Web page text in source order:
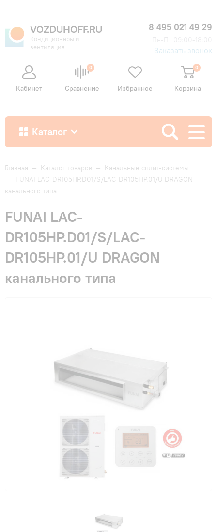
VOZDUHOFF.RU
Кондиционеры и
вентиляция
8 495 021 49 29
Заказать звонок
Кабинет
0
Сравнение Избранное
0
Корзина
Каталог
Как купить
Доставка и оплата
Гарантия и сервис
Монтаж
Контакты
Главная — Каталог товаров — Канальные сплит-системы
— FUNAI LAC-DR105HP.D01/S/LAC-DR105HP.01/U DRAGON
канального типа
FUNAI LAC-
DR105HP.D01/S/LAC-
DR105HP.01/U DRAGON
канального типа